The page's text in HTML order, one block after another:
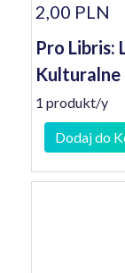
2,00 PLN
Pro Libris:
Kulturalne
1 produkt/y
Dodaj do